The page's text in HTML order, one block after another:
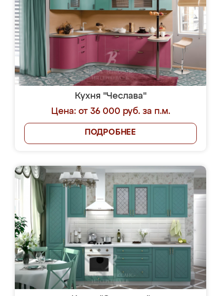
Кухня "Чеслава"
Цена: от 36 000 руб. за п.м.
ПОДРОБНЕЕ